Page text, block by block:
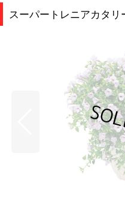
スーパートレニアカタ